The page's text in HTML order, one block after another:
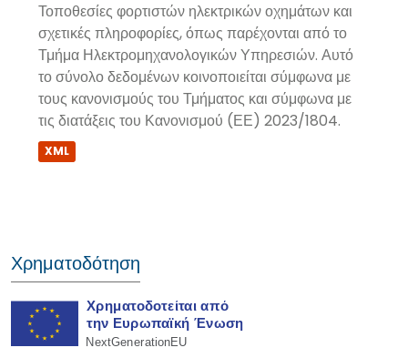
Τοποθεσίες φορτιστών ηλεκτρικών οχημάτων και
σχετικές πληροφορίες, όπως παρέχονται από το
Τμήμα Ηλεκτρομηχανολογικών Υπηρεσιών. Αυτό
το σύνολο δεδομένων κοινοποιείται σύμφωνα με
τους κανονισμούς του Τμήματος και σύμφωνα με
τις διατάξεις του Κανονισμού (ΕΕ) 2023/1804.
XML
Χρηματοδότηση